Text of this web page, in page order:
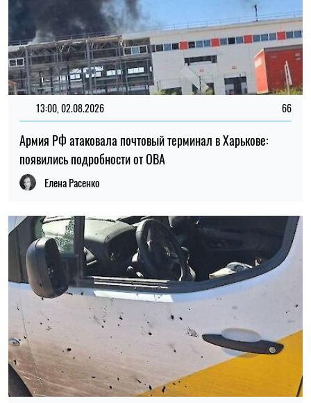
13:00, 02.08.2026 66
Армия РФ атаковала почтовый терминал в Харькове:
появились подробности от ОВА
Елена Расенко